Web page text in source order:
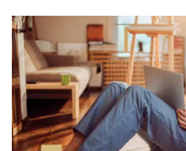
Scopri di più Conto Felsinea Liquidità